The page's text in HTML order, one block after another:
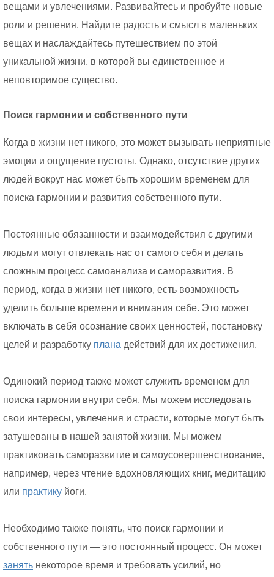
вещами и увлечениями. Развивайтесь и пробуйте новые
роли и решения. Найдите радость и смысл в маленьких
вещах и наслаждайтесь путешествием по этой
уникальной жизни, в которой вы единственное и
неповторимое существо.
Поиск гармонии и собственного пути
Когда в жизни нет никого, это может вызывать неприятные
эмоции и ощущение пустоты. Однако, отсутствие других
людей вокруг нас может быть хорошим временем для
поиска гармонии и развития собственного пути.
Постоянные обязанности и взаимодействия с другими
людьми могут отвлекать нас от самого себя и делать
сложным процесс самоанализа и саморазвития. В
период, когда в жизни нет никого, есть возможность
уделить больше времени и внимания себе. Это может
включать в себя осознание своих ценностей, постановку
целей и разработку плана действий для их достижения.
Одинокий период также может служить временем для
поиска гармонии внутри себя. Мы можем исследовать
свои интересы, увлечения и страсти, которые могут быть
затушеваны в нашей занятой жизни. Мы можем
практиковать саморазвитие и самоусовершенствование,
например, через чтение вдохновляющих книг, медитацию
или практику йоги.
Необходимо также понять, что поиск гармонии и
собственного пути — это постоянный процесс. Он может
занять некоторое время и требовать усилий, но